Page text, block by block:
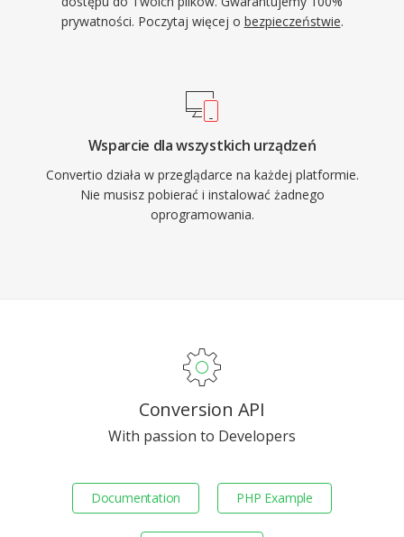
prywatności. Poczytaj więcej o bezpieczeństwie.
Wsparcie dla wszystkich urządzeń
Convertio działa w przeglądarce na każdej platformie.
Nie musisz pobierać i instalować żadnego
oprogramowania.
Conversion API
With passion to Developers
Documentation PHP Example